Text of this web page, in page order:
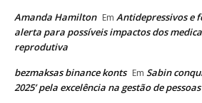
Amanda Hamilton Em Antidepressivos e
alerta para possíveis impactos dos
reprodutiva
bezmaksas binance konts Em Sabin
2025’ pela excelência na gestão de pessoas